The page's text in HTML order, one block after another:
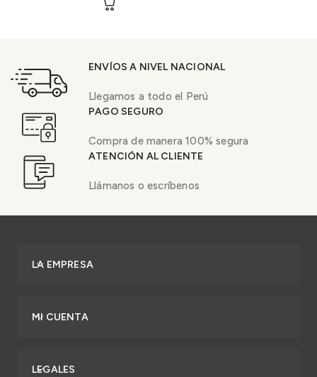
ENVÍOS A NIVEL NACIONAL
Llegamos a todo el Perú
PAGO SEGURO
Compra de manera 100% segura
ATENCIÓN AL CLIENTE
Llámanos o escríbenos
LA EMPRESA
MI CUENTA
LEGALES